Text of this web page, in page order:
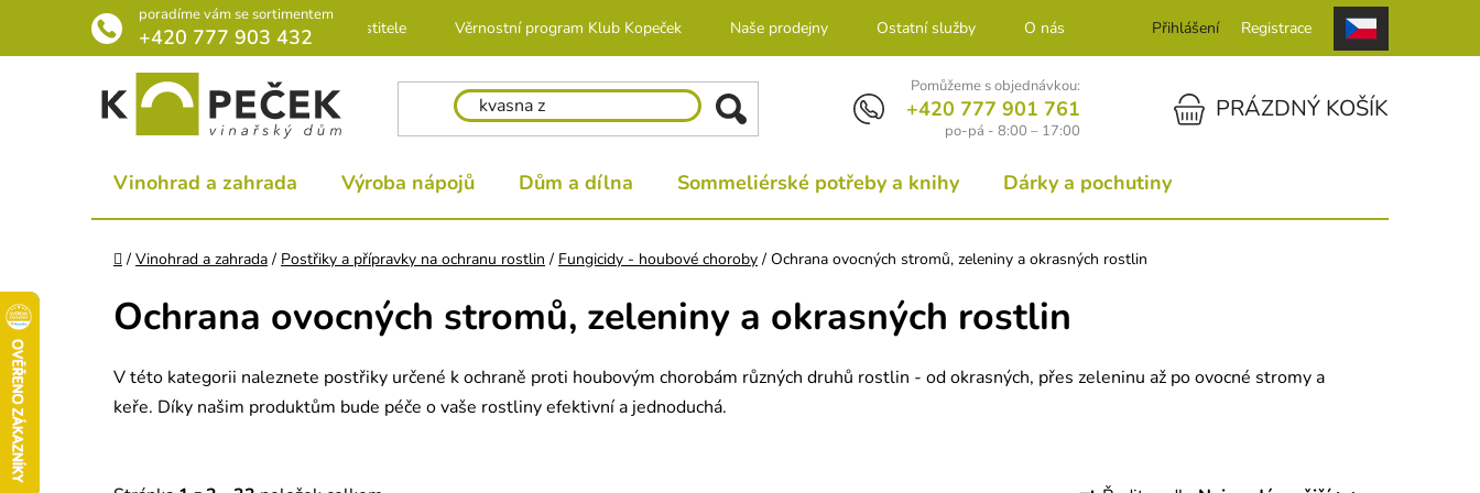
obsah
poradíme vám se sortimentem
+420 777 903 432Rádce pro pěstitele Věrnostní program Klub Kopeček Naše prodejny Ostatní služby O nás KontaktPřihlášení Registrace
Pomůžeme s objednávkou:
+420 777 901 761
po-pá - 8:00 – 17:00
NÁKUPNÍ KOŠÍKPRÁZDNÝ KOŠÍK
Vinohrad a zahrada Výroba nápojů Dům a dílna Sommeliérské potřeby a knihy Dárky a pochutiny
Domů
/ Vinohrad a zahrada / Postřiky a přípravky na ochranu rostlin / Fungicidy - houbové choroby / Ochrana ovocných stromů, zeleniny a okrasných rostlin
Ochrana ovocných stromů, zeleniny a okrasných rostlin
V této kategorii naleznete postřiky určené k ochraně proti houbovým chorobám různých druhů rostlin - od okrasných, přes zeleninu až po ovocné stromy a
keře. Díky našim produktům bude péče o vaše rostliny efektivní a jednoduchá.